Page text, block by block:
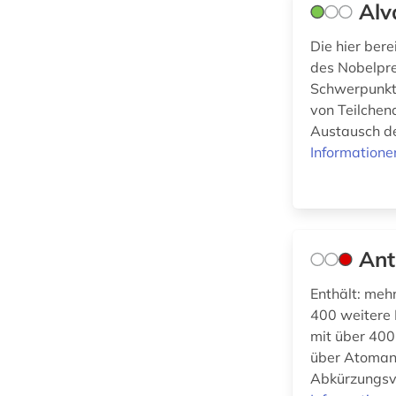
Die hier
des
von
Austausch
Enthält:
400 weitere
mit über
über